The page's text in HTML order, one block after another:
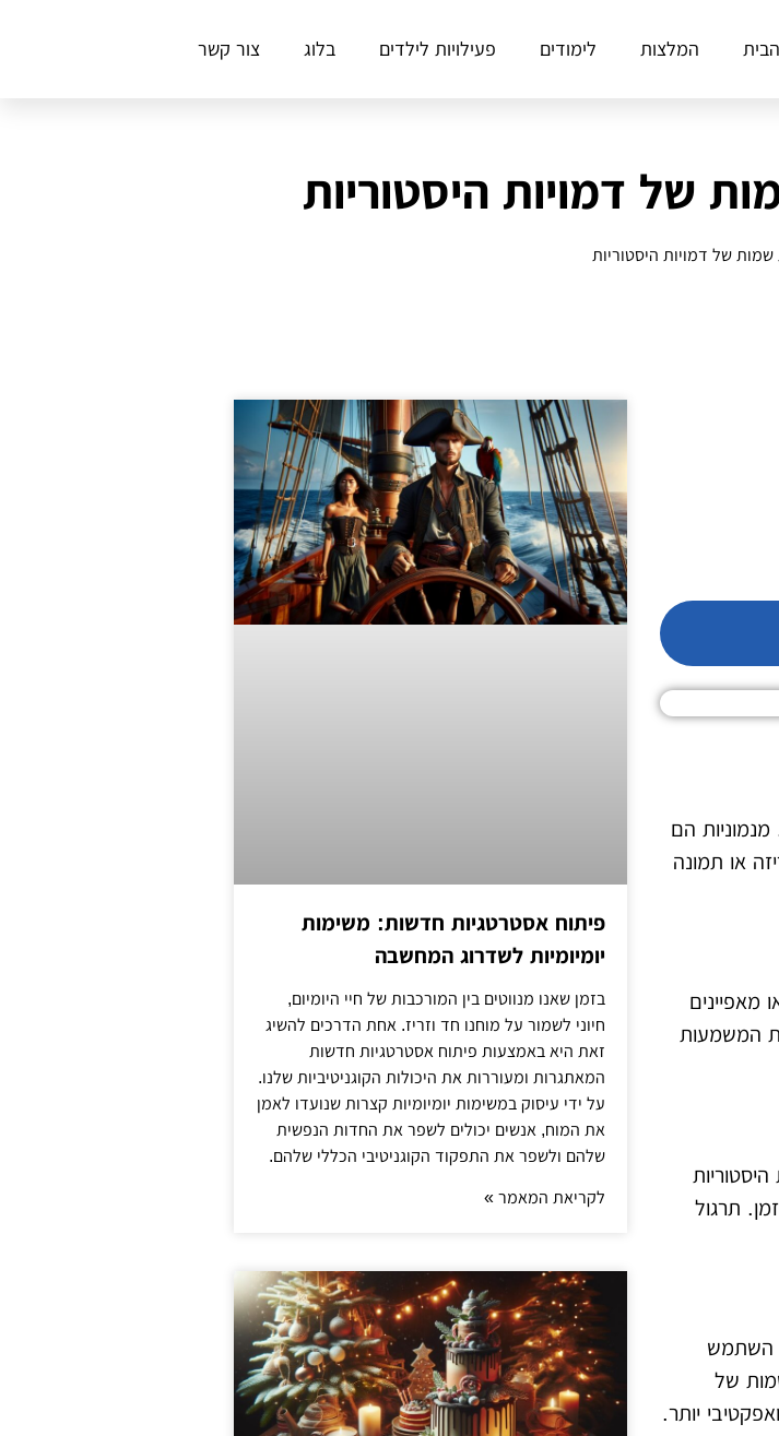
המלצות לימודים פעילויות לילדים בלוג צור קשר
של דמויות היסטוריות
של דמויות היסטוריות
הם
או תמונה
מאפיינים
המשמעות
תרגול
השתמש
של
יותר.
פיתוח אסטרטגיות חדשות: משימות
יומיומיות לשדרוג המחשבה
בזמן שאנו מנווטים בין המורכבות של חיי היומיום,
חיוני לשמור על מוחנו חד וזריז. אחת הדרכים להשיג
זאת היא באמצעות פיתוח אסטרטגיות חדשות
המאתגרות ומעוררות את היכולות הקוגניטיביות שלנו.
על ידי עיסוק במשימות יומיומיות קצרות שנועדו לאמן
את המוח, אנשים יכולים לשפר את החדות הנפשית
שלהם ולשפר את התפקוד הקוגניטיבי הכללי שלהם.
לקריאת המאמר »